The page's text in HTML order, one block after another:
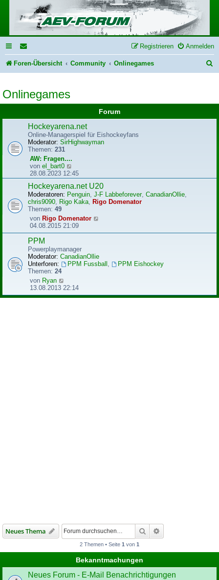
Anmelden
Registrieren
Foren-Übersicht Community Onlinegames
h
e
Onlinegames
Forum
Hockeyarena.net
Online-Managerspiel für Eishockeyfans
Moderator: SirHighwayman
Themen: 231
AW: Fragen....
von el_bart0
e
u
e
s
r
B
e
r
a
g
28.08.2023 12:45
Hockeyarena.net U20
Moderatoren: Penguin J-F Labbeforever, CanadianOllie
chris9090
Rigo Kaka
Rigo Domenator
Themen: 49
von Rigo Domenator
u
t
e
t
04.08.2015 21:09
PPM
Powerplaymanager
Moderator: CanadianOllie
Unterforen:
PPM Fussball
PPM Eishockey
Themen: 24
von Ryan
e
u
13.08.2013 22:14
Neues Thema Suche
2 Themen • Seite 1 von 1
Bekanntmachungen
Neues Forum - E-Mail Benachrichtigungen